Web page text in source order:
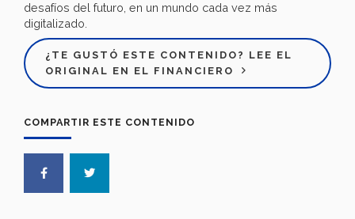
desafíos del futuro, en un mundo cada vez más
digitalizado.
¿TE GUSTÓ ESTE CONTENIDO? LEE EL
ORIGINAL EN EL FINANCIERO
COMPARTIR ESTE CONTENIDO